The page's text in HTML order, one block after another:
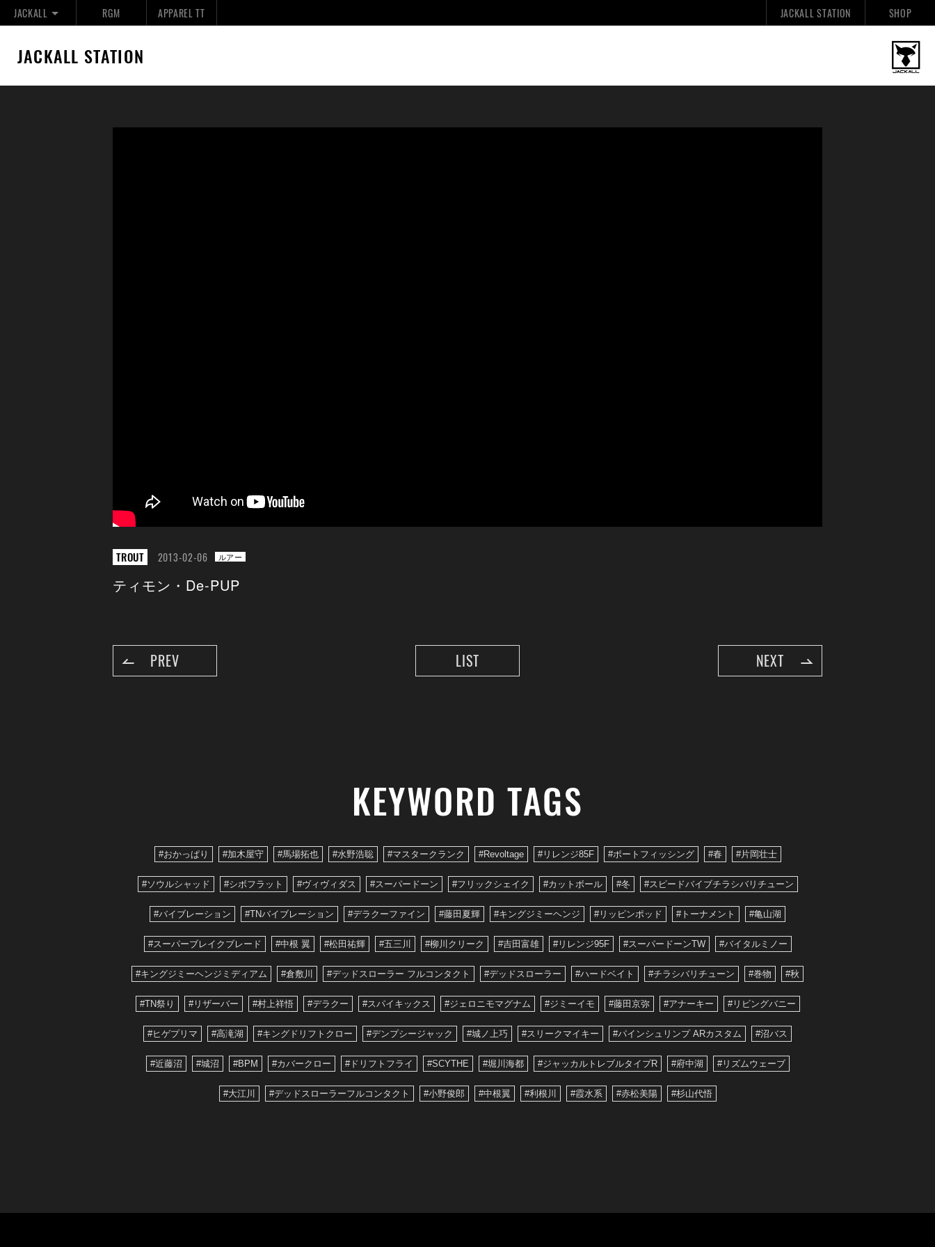
JACKALL RGM APPAREL TT JACKALL STATION SHOP
JACKALL STATION
TROUT 2013-02-06 ルアー
ティモン・De-PUP
PREV LIST NEXT
KEYWORD TAGS
#おかっぱり #加木屋守 #馬場拓也 #水野浩聡 #マスタークランク #Revoltage #リレンジ85F #ボートフィッシング #春 #片岡壮士
#ソウルシャッド #シボフラット #ヴィヴィダス #スーパードーン #フリックシェイク #カットボール #冬 #スピードバイブチラシバリチューン
#バイブレーション #TNバイブレーション #デラクーファイン #藤田夏輝 #キングジミーヘンジ #リッピンポッド #トーナメント #亀山湖
#スーパーブレイクブレード #中根 翼 #松田祐輝 #五三川 #柳川クリーク #吉田富雄 #リレンジ95F #スーパードーンTW #バイタルミノー
#キングジミーヘンジミディアム #倉敷川 #デッドスローラー フルコンタクト #デッドスローラー #ハードベイト #チラシバリチューン #巻物 #秋
#TN祭り #リザーバー #村上祥悟 #デラクー #スパイキックス #ジェロニモマグナム #ジミーイモ #藤田京弥 #アナーキー #リビングバニー
#ヒゲプリマ #高滝湖 #キングドリフトクロー #デンプシージャック #城ノ上巧 #スリークマイキー #パインシュリンプ ARカスタム #沼バス
#近藤沼 #城沼 #BPM #カバークロー #ドリフトフライ #SCYTHE #堀川海都 #ジャッカルトレブルタイプR #府中湖 #リズムウェーブ
#大江川 #デッドスローラーフルコンタクト #小野俊郎 #中根翼 #利根川 #霞水系 #赤松美陽 #杉山代悟